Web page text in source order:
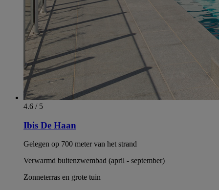
4.6 / 5
Ibis De Haan
Gelegen op 700 meter van het strand
Verwarmd buitenzwembad (april - september)
Zonneterras en grote tuin